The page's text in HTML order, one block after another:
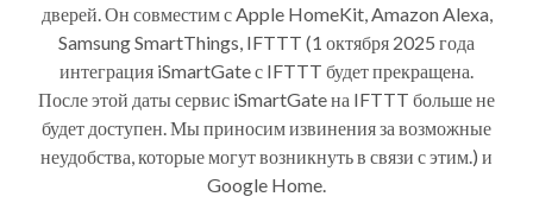
дверей. Он совместим с Apple HomeKit, Amazon Alexa,
Samsung SmartThings, IFTTT (1 октября 2025 года
интеграция iSmartGate с IFTTT будет прекращена.
После этой даты сервис iSmartGate на IFTTT больше не
будет доступен. Мы приносим извинения за возможные
неудобства, которые могут возникнуть в связи с этим.) и
Google Home.